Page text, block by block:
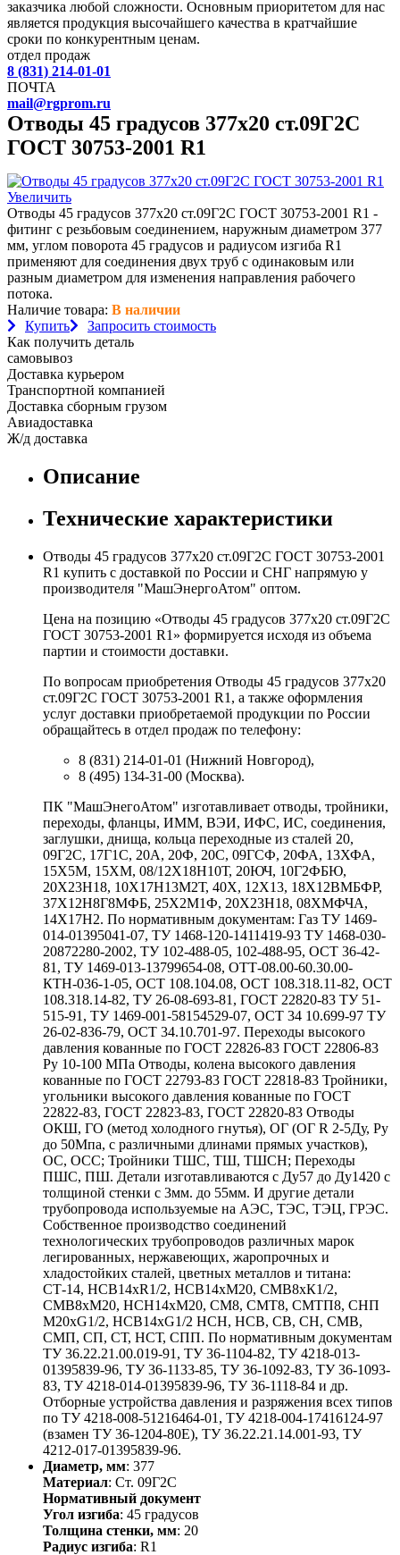
заказчика любой сложности. Основным приоритетом для нас
является продукция высочайшего качества в кратчайшие
сроки по конкурентным ценам.
отдел продаж
8 (831) 214-01-01
ПОЧТА
mail@rgprom.ru
Отводы 45 градусов 377х20 ст.09Г2С
ГОСТ 30753-2001 R1
Увеличить
Отводы 45 градусов 377х20 ст.09Г2С ГОСТ 30753-2001 R1 -
фитинг с резьбовым соединением, наружным диаметром 377
мм, углом поворота 45 градусов и радиусом изгиба R1
применяют для соединения двух труб с одинаковым или
разным диаметром для изменения направления рабочего
потока.
Наличие товара: В наличии
Купить
Запросить стоимость
Как получить деталь
самовывоз
Доставка курьером
Транспортной компанией
Доставка сборным грузом
Авиадоставка
Ж/д доставка
Описание
Технические характеристики
Отводы 45 градусов 377х20 ст.09Г2С ГОСТ 30753-2001
R1 купить с доставкой по России и СНГ напрямую у
производителя "МашЭнергоАтом" оптом.
Цена на позицию «Отводы 45 градусов 377х20 ст.09Г2С
ГОСТ 30753-2001 R1» формируется исходя из объема
партии и стоимости доставки.
По вопросам приобретения Отводы 45 градусов 377х20
ст.09Г2С ГОСТ 30753-2001 R1, а также оформления
услуг доставки приобретаемой продукции по России
обращайтесь в отдел продаж по телефону:
8 (831) 214-01-01 (Нижний Новгород),
8 (495) 134-31-00 (Москва).
ПК "МашЭнегоАтом" изготавливает отводы, тройники,
переходы, фланцы, ИММ, ВЭИ, ИФС, ИС, соединения,
заглушки, днища, кольца переходные из сталей 20,
09Г2С, 17Г1С, 20А, 20Ф, 20С, 09ГСФ, 20ФА, 13ХФА,
15Х5М, 15ХМ, 08/12Х18Н10Т, 20ЮЧ, 10Г2ФБЮ,
20Х23Н18, 10Х17Н13М2Т, 40Х, 12Х13, 18Х12ВМБФР,
37Х12Н8Г8МФБ, 25Х2М1Ф, 20Х23Н18, 08ХМФЧА,
14Х17Н2. По нормативным документам: Газ ТУ 1469-
014-01395041-07, ТУ 1468-120-1411419-93 ТУ 1468-030-
20872280-2002, ТУ 102-488-05, 102-488-95, ОСТ 36-42-
81, ТУ 1469-013-13799654-08, ОТТ-08.00-60.30.00-
КТН-036-1-05, ОСТ 108.104.08, ОСТ 108.318.11-82, ОСТ
108.318.14-82, ТУ 26-08-693-81, ГОСТ 22820-83 ТУ 51-
515-91, ТУ 1469-001-58154529-07, ОСТ 34 10.699-97 ТУ
26-02-836-79, ОСТ 34.10.701-97. Переходы высокого
давления кованные по ГОСТ 22826-83 ГОСТ 22806-83
Ру 10-100 МПа Отводы, колена высокого давления
кованные по ГОСТ 22793-83 ГОСТ 22818-83 Тройники,
угольники высокого давления кованные по ГОСТ
22822-83, ГОСТ 22823-83, ГОСТ 22820-83 Отводы
ОКШ, ГО (метод холодного гнутья), ОГ (ОГ R 2-5Ду, Ру
до 50Мпа, с различными длинами прямых участков),
ОС, ОСС; Тройники ТШС, ТШ, ТШСН; Переходы
ПШС, ПШ. Детали изготавливаются с Ду57 до Ду1420 с
толщиной стенки с 3мм. до 55мм. И другие детали
трубопровода используемые на АЭС, ТЭС, ТЭЦ, ГРЭС.
Собственное производство соединений
технологических трубопроводов различных марок
легированных, нержавеющих, жаропрочных и
хладостойких сталей, цветных металлов и титана:
СТ-14, НСВ14хR1/2, НСВ14хМ20, СМВ8хК1/2,
СМВ8хМ20, НСН14хМ20, СМ8, СМТ8, СМТП8, СНП
М20хG1/2, НСВ14хG1/2 НСН, НСВ, СВ, СН, СМВ,
СМП, СП, СТ, НСТ, СПП. По нормативным документам
ТУ 36.22.21.00.019-91, ТУ 36-1104-82, ТУ 4218-013-
01395839-96, ТУ 36-1133-85, ТУ 36-1092-83, ТУ 36-1093-
83, ТУ 4218-014-01395839-96, ТУ 36-1118-84 и др.
Отборные устройства давления и разряжения всех типов
по ТУ 4218-008-51216464-01, ТУ 4218-004-17416124-97
(взамен ТУ 36-1204-80Е), ТУ 36.22.21.14.001-93, ТУ
4212-017-01395839-96.
Диаметр, мм: 377
Материал: Ст. 09Г2С
Нормативный документ
Угол изгиба: 45 градусов
Толщина стенки, мм: 20
Радиус изгиба: R1